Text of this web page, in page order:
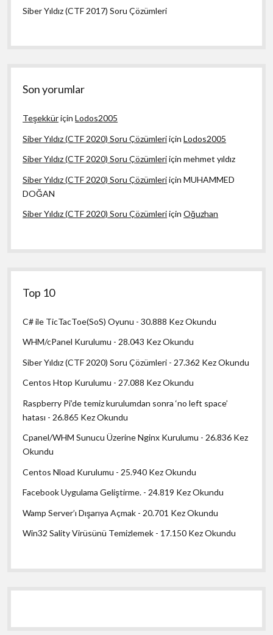
Siber Yıldız (CTF 2017) Soru Çözümleri
Son yorumlar
TeşekküriçinLodos2005
Siber Yıldız (CTF 2020) Soru ÇözümleriiçinLodos2005
Siber Yıldız (CTF 2020) Soru Çözümleriiçinmehmet yıldız
Siber Yıldız (CTF 2020) Soru ÇözümleriiçinMUHAMMED
DOĞAN
Siber Yıldız (CTF 2020) Soru ÇözümleriiçinOğuzhan
Top 10
C# ile TicTacToe(SoS) Oyunu - 30.888 Kez Okundu
WHM/cPanel Kurulumu - 28.043 Kez Okundu
Siber Yıldız (CTF 2020) Soru Çözümleri - 27.362 Kez Okundu
Centos Htop Kurulumu - 27.088 Kez Okundu
Raspberry Pi’de temiz kurulumdan sonra ‘no left space’
hatası - 26.865 Kez Okundu
Cpanel/WHM Sunucu Üzerine Nginx Kurulumu - 26.836 Kez
Okundu
Centos Nload Kurulumu - 25.940 Kez Okundu
Facebook Uygulama Geliştirme. - 24.819 Kez Okundu
Wamp Server’ı Dışarıya Açmak - 20.701 Kez Okundu
Win32 Sality Virüsünü Temizlemek - 17.150 Kez Okundu